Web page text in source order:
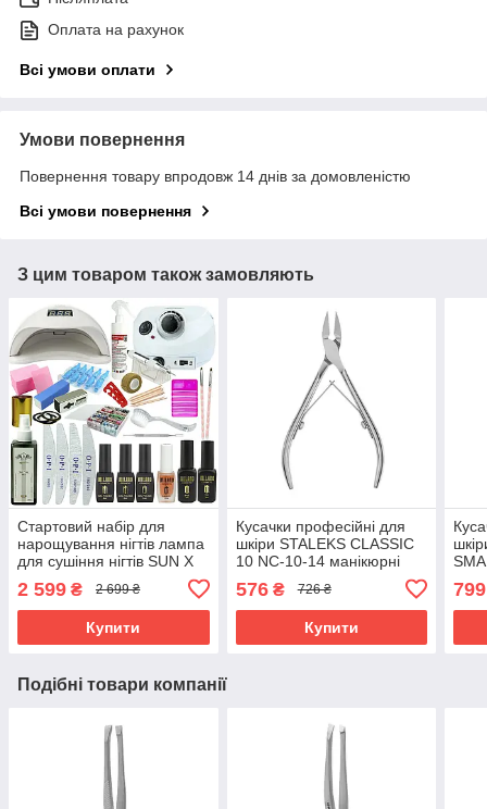
Оплата на рахунок
Всі умови оплати
Умови повернення
Повернення товару впродовж 14 днів за домовленістю
Всі умови повернення
З цим товаром також замовляють
Стартовий набір для
нарощування нігтів лампа
для сушіння нігтів SUN X
54W фрезер Drill Master
ZS 601 65 W 45000
2 599 ₴ 2 699 ₴
Купити
Кусачки професійні для
шкіри STALEKS CLASSIC
10 NC-10-14 манікюрні
кусачки для манікюру для
нігтів
576₴ 726 ₴
Купити
799
Подібні товари компанії